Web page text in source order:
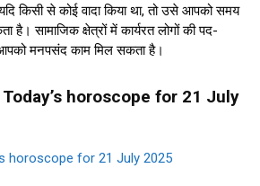
किसी से कोई वादा किया था, तो उसे आपको समय
है। सामाजिक क्षेत्रों में कार्यरत लोगों की पद-
आपको मनपसंद काम मिल सकता है।
horoscope for 21 July